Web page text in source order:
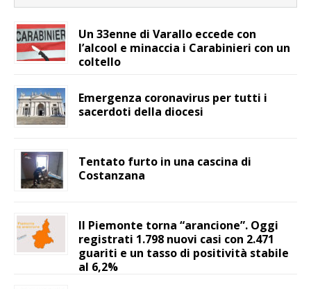
Un 33enne di Varallo eccede con
l’alcool e minaccia i Carabinieri con un
coltello
Emergenza coronavirus per tutti i
sacerdoti della diocesi
Tentato furto in una cascina di
Costanzana
Il Piemonte torna “arancione”. Oggi
registrati 1.798 nuovi casi con 2.471
guariti e un tasso di positività stabile
al 6,2%